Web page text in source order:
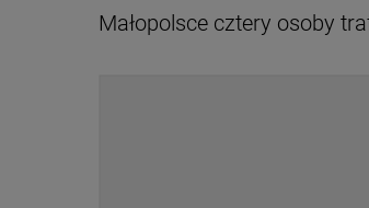
Małopolsce cztery osoby